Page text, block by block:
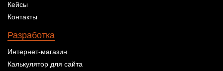
Кейсы
Контакты
Разработка
Интернет-магазин
Калькулятор для сайта